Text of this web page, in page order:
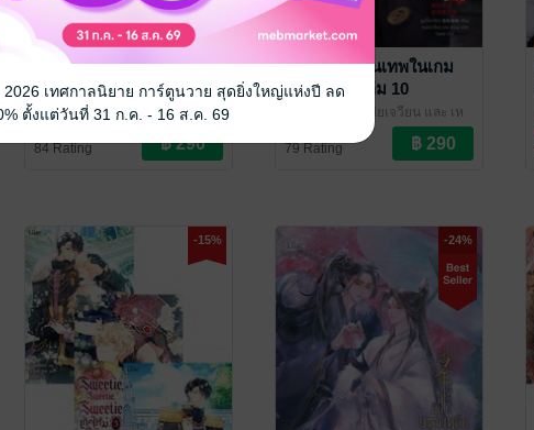
กลายเป็นท่านเทพในเกม
สยองขวัญ เล่ม 9
หูอวี๋ล่าเจียว/เหม่ยเจวียน และ เห
84 Rating
กลายเป็นท่านเทพในเกม
สยองขวัญ เล่ม 10
หูอวี๋ล่าเจียว/เหม่ยเจวียน และ เห
/ Lilac Novel
นิยายวาย Boy Love / Yaoi
79 Rating
-15% -24%
2026 เทศกาลนิยาย การ์ตูนวาย สุดยิ่งใหญ่แห่งปี ลด
ตั้งแต่วันที่ 31 ก.ค. - 16 ส.ค. 69